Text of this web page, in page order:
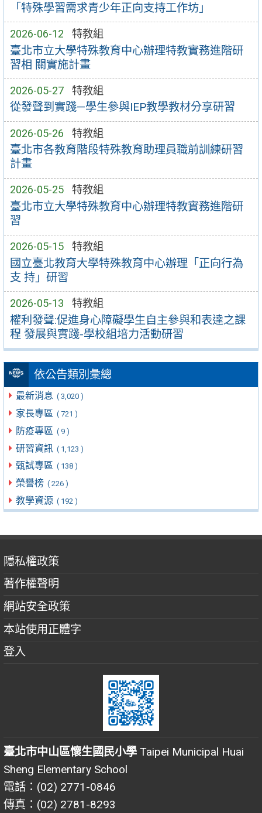
「特殊學習需求青少年正向支持工作坊」
2026-06-12 特教組
臺北市立大學特殊教育中心辦理特教實務進階研
習相 關實施計畫
2026-05-27 特教組
從發聲到實踐—學生參與IEP教學教材分享研習
2026-05-26 特教組
臺北市各教育階段特殊教育助理員職前訓練研習
計畫
2026-05-25 特教組
臺北市立大學特殊教育中心辦理特教實務進階研
習
2026-05-15 特教組
國立臺北教育大學特殊教育中心辦理「正向行為
支 持」研習
2026-05-13 特教組
權利發聲:促進身心障礙學生自主參與和表達之課
程 發展與實踐-學校組培力活動研習
依公告類別彙總
最新消息 ( 3,020 )
家長專區 ( 721 )
防疫專區 ( 9 )
研習資訊 ( 1,123 )
甄試專區 ( 138 )
榮譽榜 ( 226 )
教學資源 ( 192 )
隱私權政策
著作權聲明
網站安全政策
本站使用正體字
登入
臺北市中山區懷生國民小學 Taipei Municipal Huai
Sheng Elementary School
電話：(02) 2771-0846
傳真：(02) 2781-8293